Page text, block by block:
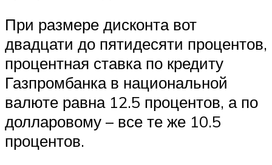
При размере дисконта вот
двадцати до пятидесяти процентов,
процентная ставка по кредиту
Газпромбанка в национальной
валюте равна 12.5 процентов, а по
долларовому – все те же 10.5
процентов.